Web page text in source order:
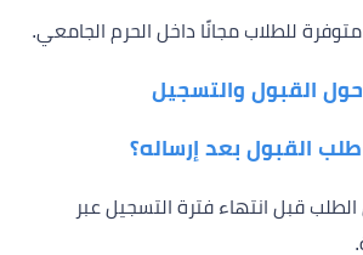
متوفرة للطلاب مجانًا داخل الحرم الجامعي.
حول القبول والتسجيل
القبول بعد إرساله؟
قبل انتهاء فترة التسجيل عبر